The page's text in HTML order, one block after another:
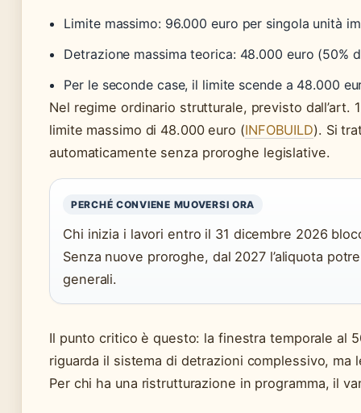
Limite massimo: 96.000 euro per singola unità
Detrazione massima teorica: 48.000 euro (50%
Per le seconde case, il limite scende a 48.000
Nel regime ordinario strutturale, previsto dall’art.
limite massimo di 48.000 euro (INFOBUILD). Si
automaticamente senza proroghe legislative.
PERCHÉ CONVIENE MUOVERSI ORA
Chi inizia i lavori entro il 31 dicembre 2026
Senza nuove proroghe, dal 2027 l’aliquota
generali.
Il punto critico è questo: la finestra temporale al
riguarda il sistema di detrazioni complessivo,
Per chi ha una ristrutturazione in programma, il